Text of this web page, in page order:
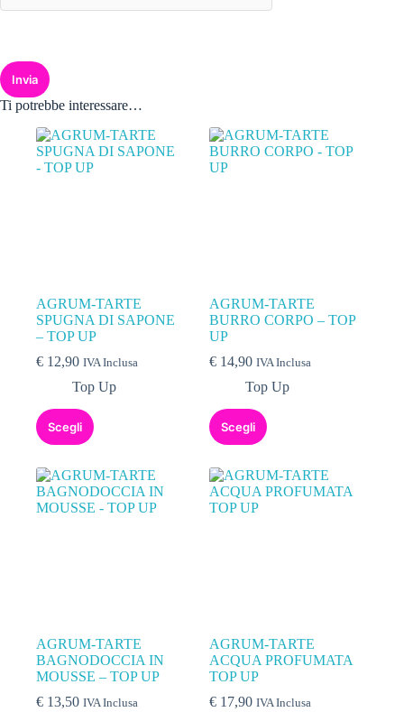
Invia
Ti potrebbe interessare…
AGRUM-TARTE
SPUGNA DI SAPONE
– TOP UP
€ 12,90 IVA Inclusa
Top Up
Scegli
AGRUM-TARTE
BURRO CORPO – TOP
UP
€ 14,90 IVA Inclusa
Top Up
Scegli
AGRUM-TARTE
BAGNODOCCIA IN
MOUSSE – TOP UP
€ 13,50 IVA Inclusa
AGRUM-TARTE
ACQUA PROFUMATA
TOP UP
€ 17,90 IVA Inclusa